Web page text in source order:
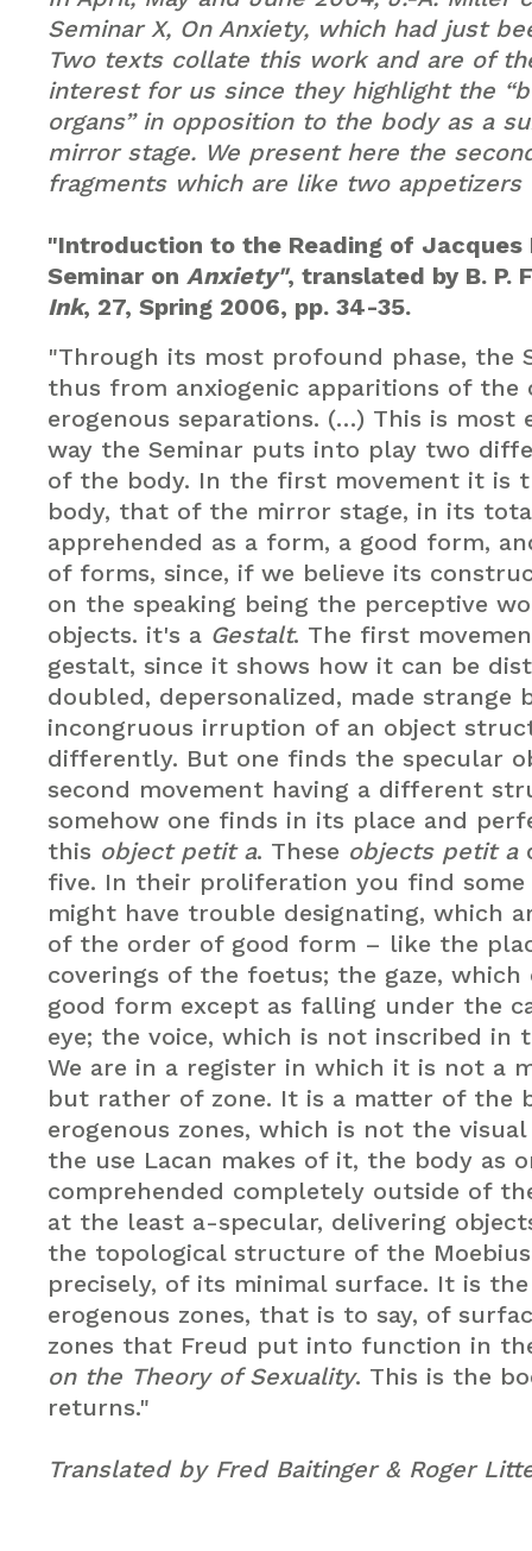
Seminar X, On Anxiety, which had just
Two texts collate this work and are of
interest for us since they highlight the
organs” in opposition to the body as a
mirror stage. We present here the
fragments which are like two
"Introduction to the Reading of Jacques
Seminar onAnxiety", translated by B. P.
Ink, 27, Spring 2006, pp. 34-35.
"Through its most profound phase, the
thus from anxiogenic apparitions of the
erogenous separations. (…) This is most
way the Seminar puts into play two
of the body. In the first movement it is
body, that of the mirror stage, in its
apprehended as a form, a good form,
of forms, since, if we believe its
on the speaking being the perceptive
objects. it's a Gestalt. The first
gestalt, since it shows how it can be
doubled, depersonalized, made strange
incongruous irruption of an object
differently. But one finds the specular
second movement having a different
somehow one finds in its place and
this object petit a. These objects petit a
five. In their proliferation you find
might have trouble designating, which
of the order of good form – like the
coverings of the foetus; the gaze, which
good form except as falling under the
eye; the voice, which is not inscribed in
We are in a register in which it is not a
but rather of zone. It is a matter of the
erogenous zones, which is not the
the use Lacan makes of it, the body as
comprehended completely outside of
at the least a-specular, delivering
the topological structure of the
precisely, of its minimal surface. It is
erogenous zones, that is to say, of
zones that Freud put into function in
on the Theory of Sexuality. This is the
returns."
Translated by Fred Baitinger & Roger